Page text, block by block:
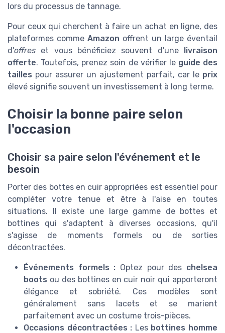
lors du processus de tannage.
Pour ceux qui cherchent à faire un achat en ligne, des
plateformes comme Amazon offrent un large éventail
d'offres et vous bénéficiez souvent d'une
livraison
offerte. Toutefois, prenez soin de vérifier le guide des
tailles pour assurer un ajustement parfait, car le prix
élevé signifie souvent un investissement à long terme.
Choisir la bonne paire selon
l'occasion
Choisir sa paire selon l'événement et le
besoin
Porter des bottes en cuir appropriées est essentiel pour
compléter votre tenue et être à l'aise en toutes
situations. Il existe une large gamme de bottes et
bottines qui s'adaptent à diverses occasions, qu'il
s'agisse de moments formels ou de sorties
décontractées.
Événements formels : Optez pour des chelsea
boots ou des bottines en cuir noir qui apporteront
élégance et sobriété. Ces modèles sont
généralement sans lacets et se marient
parfaitement avec un costume trois-pièces.
Occasions décontractées : Les bottines homme